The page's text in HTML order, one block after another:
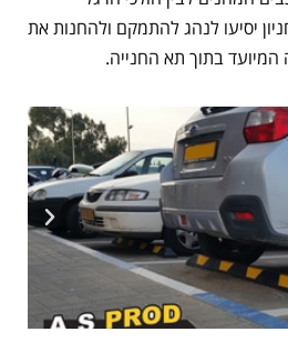
יסיעו לנהג להתמקם ולהחנות את
בתוך תא החנייה.